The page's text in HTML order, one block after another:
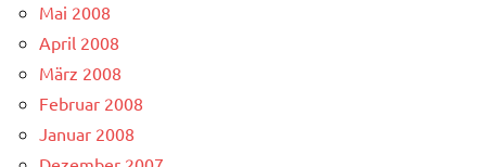
Mai 2008
April 2008
März 2008
Februar 2008
Januar 2008